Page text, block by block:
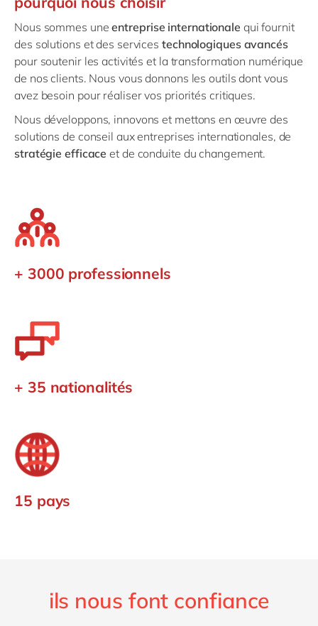
Nous sommes uneentreprise internationale qui fournit
des solutions et des services technologiques avancés
pour soutenir les activités et la transformation numérique
de nos clients. Nous vous donnons les outils dont vous
avez besoin pour réaliser vos priorités critiques.
Nous développons, innovons et mettons en œuvre des
solutions de conseil aux entreprises internationales, de
stratégie efficace et de conduite du changement.
+ 3000 professionnels
+ 35 nationalités
15 pays
ils nous font confiance